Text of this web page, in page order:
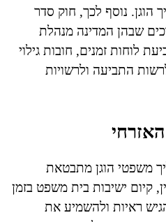
הוגן. נוסף לכך, חוק סדר
שבהן המדינה מנהלת
לוחות זמנים, חובות גילוי
התביעה ולרשויות
משפטי הוגן מתבטאת
קיום ישיבות בית משפט בזמן
ראיות ולהשמיע את